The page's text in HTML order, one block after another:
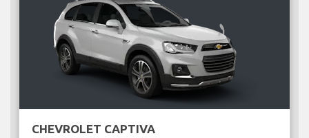
CHEVROLET CAPTIVA